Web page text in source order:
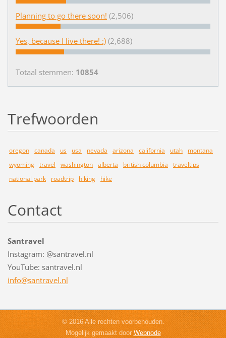
Planning to go there soon! (2,506)
Yes, because I live there! :) (2,688)
Totaal stemmen: 10854
Trefwoorden
oregon canada us usa nevada arizona california utah
montana
wyoming travel washington alberta british columbia
traveltips
national park
roadtrip hiking hike
Contact
Santravel
Instagram: @santravel.nl
YouTube: santravel.nl
info@santravel.nl
© 2016 Alle rechten voorbehouden.
Mogelijk gemaakt doorWebnode